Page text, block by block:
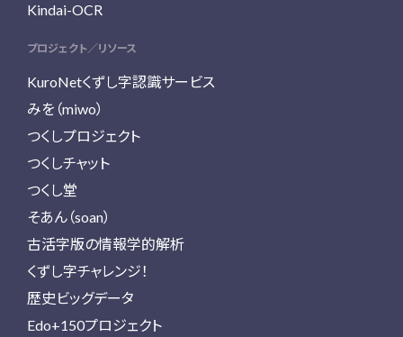
Kindai-OCR
プロジェクト／リソース
KuroNetくずし字認識サービス
みを（miwo）
つくしプロジェクト
つくしチャット
つくし堂
そあん（soan）
古活字版の情報学的解析
くずし字チャレンジ！
歴史ビッグデータ
Edo+150プロジェクト